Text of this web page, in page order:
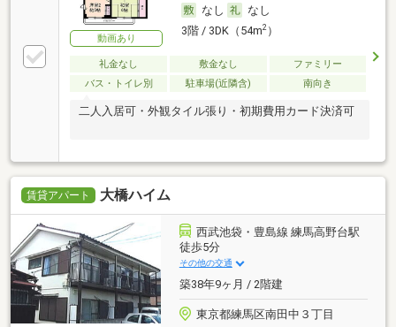
動画あり
なし
なし
3階 / 3DK（54m2）
礼金なし 敷金なし
ファミリー
バス・トイレ別
駐車場(近隣含) 南向き
二人入居可・外観タイル張り・初期費用カード決済可
賃貸アパート 大橋ハイム
西武池袋・豊島線 練馬高野台駅
徒歩5分
その他の交通
築38年9ヶ月 / 2階建
東京都練馬区南田中３丁目